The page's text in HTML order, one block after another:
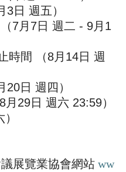
3日 週五）
（7月 7日 週二 - 9月 1
時間 （8月 14日 週
20日 週四）
8月 29日 週六 23:59）
展覽業協會網站 ww